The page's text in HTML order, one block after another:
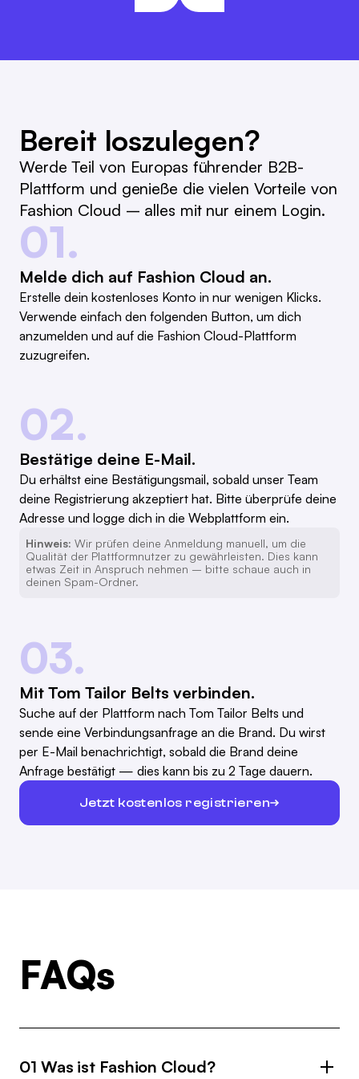
Bereit loszulegen?
Werde Teil von Europas führender B2B-
Plattform und genieße die vielen Vorteile von
Fashion Cloud – alles mit nur einem Login.
01.
Melde dich auf Fashion Cloud an.
Erstelle dein kostenloses Konto in nur wenigen Klicks.
Verwende einfach den folgenden Button, um dich
anzumelden und auf die Fashion Cloud-Plattform
zuzugreifen.
02.
Bestätige deine E-Mail.
Du erhältst eine Bestätigungsmail, sobald unser Team
deine Registrierung akzeptiert hat. Bitte überprüfe deine
Adresse und logge dich in die Webplattform ein.
Hinweis: Wir prüfen deine Anmeldung manuell, um die
Qualität der Plattformnutzer zu gewährleisten. Dies kann
etwas Zeit in Anspruch nehmen – bitte schaue auch in
deinen Spam-Ordner.
03.
Mit Tom Tailor Belts verbinden.
Suche auf der Plattform nach Tom Tailor Belts und
sende eine Verbindungsanfrage an die Brand. Du wirst
per E-Mail benachrichtigt, sobald die Brand deine
Anfrage bestätigt — dies kann bis zu 2 Tage dauern.
Jetzt kostenlos registrieren
FAQs
01 Was ist Fashion Cloud?